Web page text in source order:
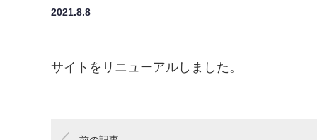
2021.8.8
サイトをリニューアルしました。